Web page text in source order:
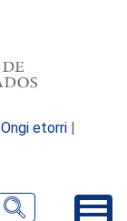
Ongi etorri |